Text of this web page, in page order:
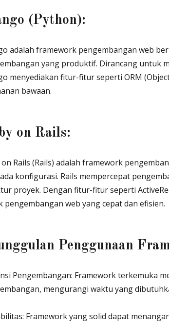
(Python):
adalah framework pengembangan web
yang produktif. Dirancang untuk
menyediakan fitur-fitur seperti ORM
bawaan.
on Rails:
on Rails (Rails) adalah framework
konfigurasi. Rails mempercepat
proyek. Dengan fitur-fitur seperti
pengembangan web yang cepat dan efisien.
Penggunaan
Pengembangan: Framework terkemuka
mengurangi waktu yang
Framework yang solid dapat